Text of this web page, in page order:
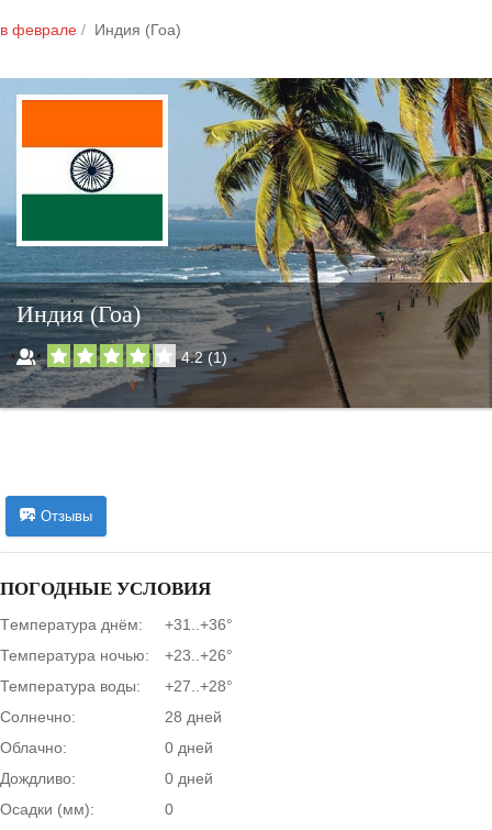
в феврале Индия (Гоа)
Индия (Гоа)
4.2(1)
Отзывы
ПОГОДНЫЕ УСЛОВИЯ
Tемпература днём:
+31..+36°
Температура ночью:
+23..+26°
Температура воды:
+27..+28°
Солнечно:
28 дней
Облачно:
0 дней
Дождливо:
0 дней
Осадки (мм):
0